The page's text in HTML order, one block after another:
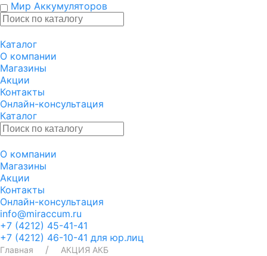
Мир Аккумуляторов
Каталог
О компании
Магазины
Акции
Контакты
Онлайн-консультация
Каталог
О компании
Магазины
Акции
Контакты
Онлайн-консультация
info@miraccum.ru
+7 (4212) 45-41-41
+7 (4212) 46-10-41 для юр.лиц
Главная
АКЦИЯ АКБ